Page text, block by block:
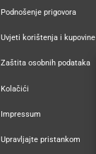
Podnošenje prigovora
Uvjeti korištenja i kupovine
Zaštita osobnih podataka
Kolačići
Impressum
Upravljajte pristankom